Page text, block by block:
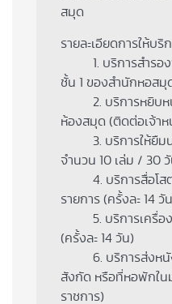
สมุด
รายละเอียดการให้บริ
1. บริการสำรอง
ชั้น 1 ของสำนักหอสมุ
2. บริการหยิบหนั
ห้องสมุด (ติดต่อเจ้า
3. บริการให้ยืมน
จำนวน 10 เล่ม / 30
4. บริการสื่อโสต
รายการ (ครั้งละ 14 วั
5. บริการเครื่อง
(ครั้งละ 14 วัน)
6. บริการส่งหนัง
สังกัด หรือที่หอพักใน
ราชการ)